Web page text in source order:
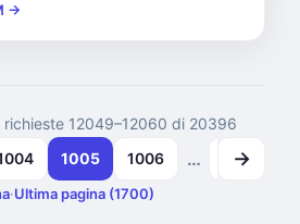
→
richieste 12049–12060 di 20396
1005 1006 … 1699
→
·Ultima pagina (1700)